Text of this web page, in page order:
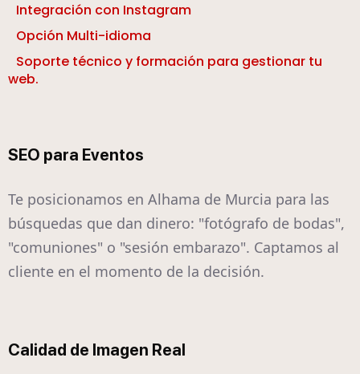
Integración con Instagram
Opción Multi-idioma
Soporte técnico y formación para gestionar tu
web.
SEO para Eventos
Te posicionamos en Alhama de Murcia para las
búsquedas que dan dinero: "fotógrafo de bodas",
"comuniones" o "sesión embarazo". Captamos al
cliente en el momento de la decisión.
Calidad de Imagen Real